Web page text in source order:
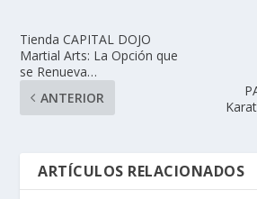
Tienda CAPITAL DOJO
Martial Arts: La Opción que
se Renueva…
ANTERIOR
ARTÍCULOS RELACIONADOS